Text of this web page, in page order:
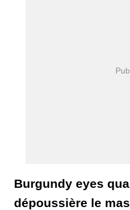
Burgundy eyes
dépoussière le